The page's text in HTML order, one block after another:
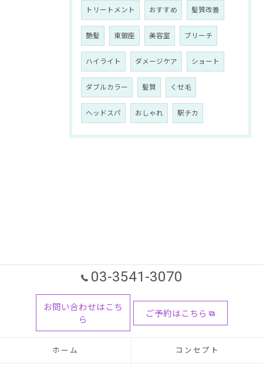
トリートメント おすすめ 髪質改善
艶髪 東銀座 美容室 ブリーチ
ハイライト ダメージケア ショート
ダブルカラー 髪質 くせ毛
ヘッドスパ おしゃれ 駅チカ
03-3541-3070
お問い合わせはこち
ら
ご予約はこちら
ホーム コンセプト